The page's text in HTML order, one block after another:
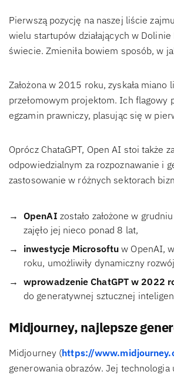
Pierwszą pozycję na naszej liście
wielu startupów działających w
świecie. Zmieniła bowiem sposób, w
Założona w 2015 roku, zyskała
przełomowym projektom. Ich flagowy
egzamin prawniczy, plasując się w
Oprócz ChataGPT, Open AI stoi także
odpowiedzialnym za rozpoznawanie i
zastosowanie w różnych sektorach
OpenAI zostało założone w
zajęło jej nieco ponad 8 lat,
inwestycje Microsoftu w OpenAI,
roku, umożliwiły dynamiczny
wprowadzenie ChatGPT w 2022
do generatywnej sztucznej
Midjourney, najlepsze
Midjourney (https://
generowania obrazów. Jej